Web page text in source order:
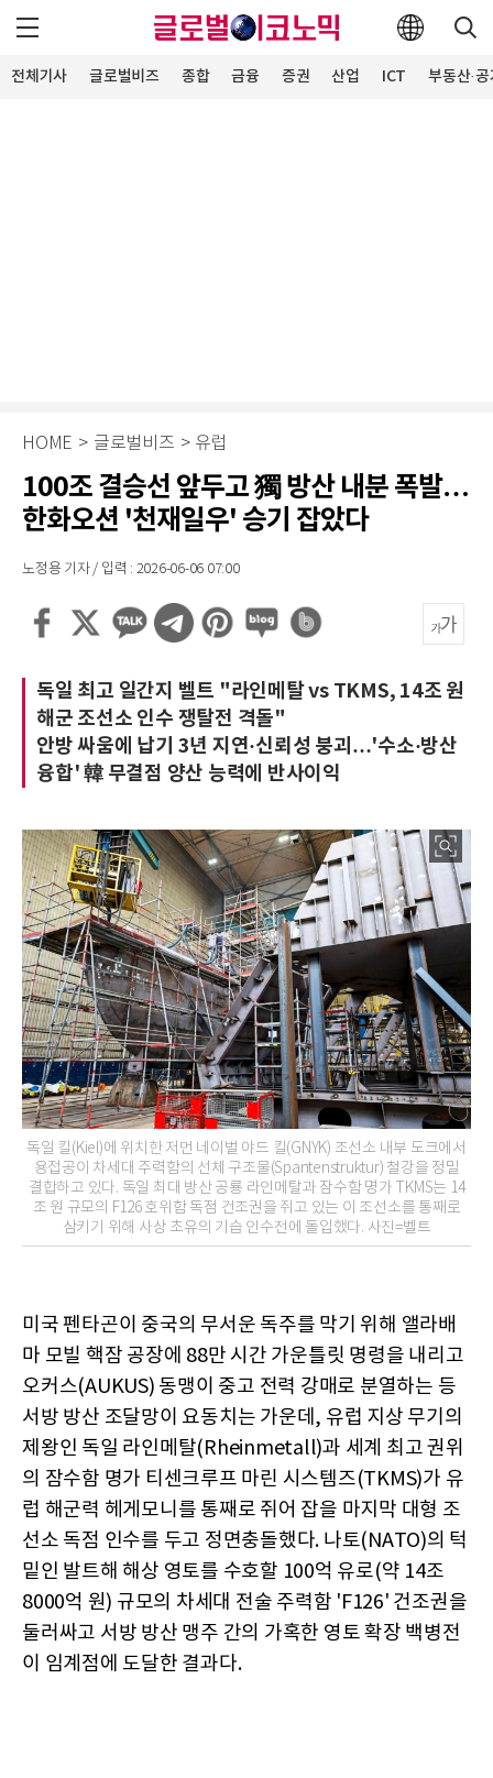
전체기사 글로벌비즈 종합 금융 증권 산업 ICT 부동산·
HOME > 글로벌비즈 > 유럽
100조 결승선 앞두고 獨 방산 내분 폭발…
한화오션 '천재일우' 승기 잡았다
노정용 기자 / 입력 : 2026-06-06 07:00
독일 최고 일간지 벨트 "라인메탈 vs TKMS, 14조 원
해군 조선소 인수 쟁탈전 격돌"
안방 싸움에 납기 3년 지연·신뢰성 붕괴…'수소·방산
융합' 韓 무결점 양산 능력에 반사이익
독일 킬(Kiel)에 위치한 저먼 네이벌 야드 킬(GNYK) 조선소 내부 도크에서
용접공이 차세대 주력함의 선체 구조물(Spantenstruktur) 철강을 정밀
결합하고 있다. 독일 최대 방산 공룡 라인메탈과 잠수함 명가 TKMS는 14
조 원 규모의 F126 호위함 독점 건조권을 쥐고 있는 이 조선소를 통째로
삼키기 위해 사상 초유의 기습 인수전에 돌입했다. 사진=벨트
미국 펜타곤이 중국의 무서운 독주를 막기 위해 앨라배
마 모빌 핵잠 공장에 88만 시간 가운틀릿 명령을 내리고
오커스(AUKUS) 동맹이 중고 전력 강매로 분열하는 등
서방 방산 조달망이 요동치는 가운데, 유럽 지상 무기의
제왕인 독일 라인메탈(Rheinmetall)과 세계 최고 권위
의 잠수함 명가 티센크루프 마린 시스템즈(TKMS)가 유
럽 해군력 헤게모니를 통째로 쥐어 잡을 마지막 대형 조
선소 독점 인수를 두고 정면충돌했다. 나토(NATO)의 턱
밑인 발트해 해상 영토를 수호할 100억 유로(약 14조
8000억 원) 규모의 차세대 전술 주력함 'F126' 건조권을
둘러싸고 서방 방산 맹주 간의 가혹한 영토 확장 백병전
이 임계점에 도달한 결과다.